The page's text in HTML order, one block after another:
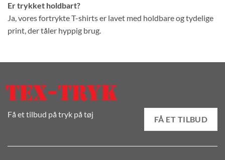
Er trykket holdbart?
Ja, vores fortrykte T-shirts er lavet med holdbare og tydelige
print, der tåler hyppig brug.
Få et tilbud på tryk på tøj
FÅ ET TILBUD